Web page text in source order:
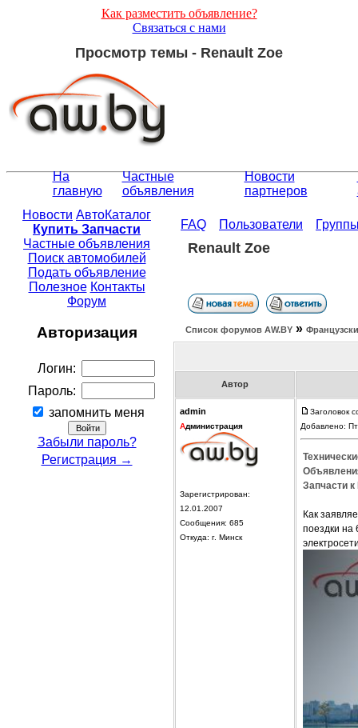
Как разместить объявление?
Связаться с нами
Просмотр темы - Renault Zoe
На
главную
Частные
объявления
Новости
партнеров
Новости АвтоКаталог
Купить Запчасти
Частные объявления
Поиск автомобилей
Подать объявление
Полезное Контакты
Форум
Авторизация
Логин:
Пароль:
запомнить меня
Забыли пароль?
Регистрация →
FAQ Пользователи
Renault Zoe
Список форумов АW.BY »
Автор
admin
Администрация
Зарегистрирован:
12.01.2007
Сообщения: 685
Откуда: г. Минск
Заголовок
Добавлено:
Запчасти к
Как
поездки на